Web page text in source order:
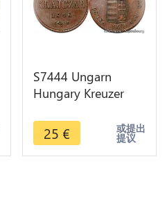
S7444 Ungarn
Hungary Kreuzer
Kreuzer 1848 SUP -
>Make offer
25 € 或提出
提议